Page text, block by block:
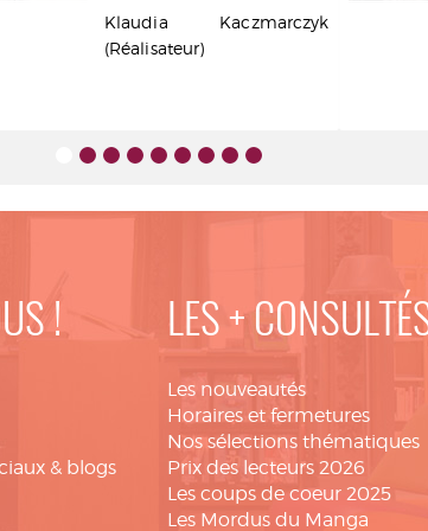
Klaudia Kaczmarczyk
(Réalisateur)
!
& blogs
LES +
Les nouveautés
Horaires et fermetures
Nos sélections thématiques
Prix des lecteurs 2026
Les coups de coeur 2025
Les Mordus du Manga